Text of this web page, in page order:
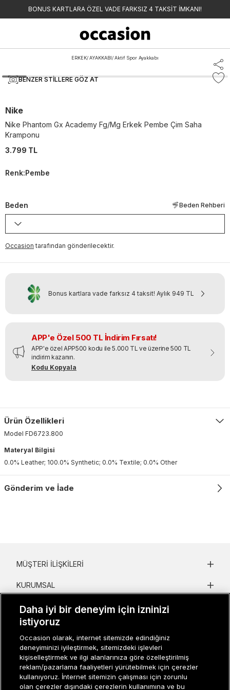
BONUS KARTLARA ÖZEL VADE FARKSIZ 4 TAKSİT İMKANI!
ERKEK/AYAKKABI/Aktif Spor Ayakkabı
BENZER STILLERE GÖZ AT
Nike
Nike Phantom Gx Academy Fg/Mg Erkek Pembe Çim Saha
Kramponu
3.799 TL
Renk:Pembe
Beden Beden Rehberi
Occasion tarafından gönderilecektir.
Bonus kartlara vade farksız 4 taksit! Aylık 949 TL
APP'e Özel 500 TL İndirim Fırsatı!
APP'e özel APP500 kodu ile 5.000 TL ve üzerine 500 TL
indirim kazanın.
Kodu Kopyala
Ürün Özellikleri
Model FD6723.800
Materyal Bilgisi
0.0% Leather; 100.0% Synthetic; 0.0% Textile; 0.0% Other
Gönderim ve İade
Müşteri İlişkileri0 850 800 01 20
MÜŞTERI İLIŞKILERI
KURUMSAL
KADIN KATEGORILER
GRUP MARKALAR
ERKEK KATEGORILER
Daha iyi bir deneyim için izninizi
istiyoruz
Occasion olarak, internet sitemizde edindiğiniz
deneyiminizi iyileştirmek, sitemizdeki işlevleri
kişiselleştirmek ve ilgi alanlarınıza göre özelleştirilmiş
reklam/pazarlama faaliyetleri yürütebilmek için çerezler
kullanıyoruz. İnternet sitemizin çalışması için zorunlu
olan çerezler dışındaki çerezlerin kullanımına ve bu